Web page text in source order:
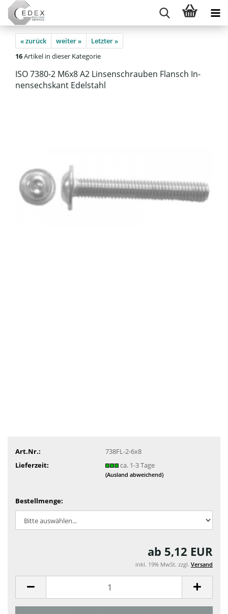
« zurück weiter »
Letzter »
16Artikel in dieser Kategorie
ISO 7380-​2 M6x8 A2 Lin­sen­schrau­ben Flansch In­
nen­sechs­kant Edel­stahl
Art.Nr.:
738FL-2-6x8
Lieferzeit:
ca. 1-3 Tage
(Ausland abweichend)
Bestellmenge:
ab 5,12 EUR
inkl. 19% MwSt. zzgl. Versand